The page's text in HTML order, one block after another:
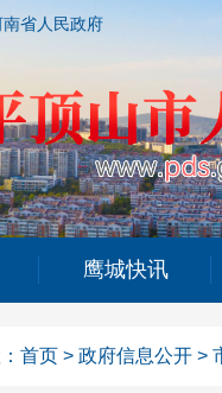
南省人民政府
鹰城快讯
首页 > 政府信息公开 >